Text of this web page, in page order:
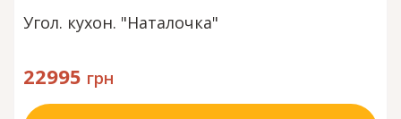
Угол. кухон. "Наталочка"
22995 грн